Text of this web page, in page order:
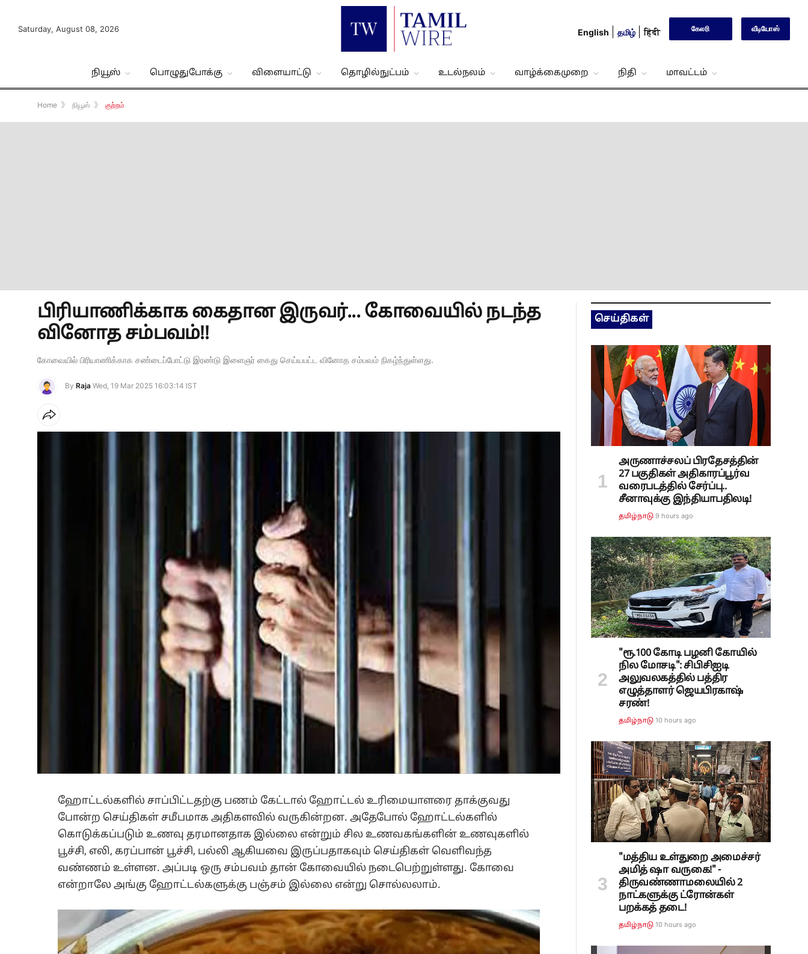
Saturday, August 08, 2026 English தமிழ் हिंदी கேலரி வீடியோஸ்
நியூஸ் பொழுதுபோக்கு விளையாட்டு தொழில்நுட்பம் உடல்நலம் வாழ்க்கைமுறை நிதி மாவட்டம்
Home 》 நியூஸ் 》 குற்றம்
பிரியாணிக்காக கைதான இருவர்... கோவையில் நடந்த
வினோத சம்பவம்!!
கோவையில் பிரியாணிக்காக சண்டைப்போட்டு இரண்டு இளைஞர் கைது செய்யபட்ட வினோத சம்பவம் நிகழ்ந்துள்ளது.
By Raja Wed, 19 Mar 2025 16:03:14 IST
ஹோட்டல்களில் சாப்பிட்டதற்கு பணம் கேட்டால் ஹோட்டல் உரிமையாளரை தாக்குவது
போன்ற செய்திகள் சமீபமாக அதிகளவில் வருகின்றன. அதேபோல் ஹோட்டல்களில்
கொடுக்கப்படும் உணவு தரமானதாக இல்லை என்றும் சில உணவகங்களின் உணவுகளில்
பூச்சி, எலி, கரப்பான் பூச்சி, பல்லி ஆகியவை இருப்பதாகவும் செய்திகள் வெளிவந்த
வண்ணம் உள்ளன. அப்படி ஒரு சம்பவம் தான் கோவையில் நடைபெற்றுள்ளது. கோவை
என்றாலே அங்கு ஹோட்டல்களுக்கு பஞ்சம் இல்லை என்று சொல்லலாம்.
செய்திகள்
அருணாச்சலப் பிரதேசத்தின்
27 பகுதிகள் அதிகாரப்பூர்வ
வரைபடத்தில் சேர்ப்பு..
சீனாவுக்கு இந்தியாபதிலடி!
தமிழ்நாடு 9 hours ago
"ரூ.100 கோடி பழனி கோயில்
நில மோசடி": சிபிசிஐடி
அலுவலகத்தில் பத்திர
எழுத்தாளர் ஜெயபிரகாஷ்
சரண்!
தமிழ்நாடு 10 hours ago
"மத்திய உள்துறை அமைச்சர்
அமித் ஷா வருகை!" -
திருவண்ணாமலையில் 2
நாட்களுக்கு ட்ரோன்கள்
பறக்கத் தடை!
தமிழ்நாடு 10 hours ago